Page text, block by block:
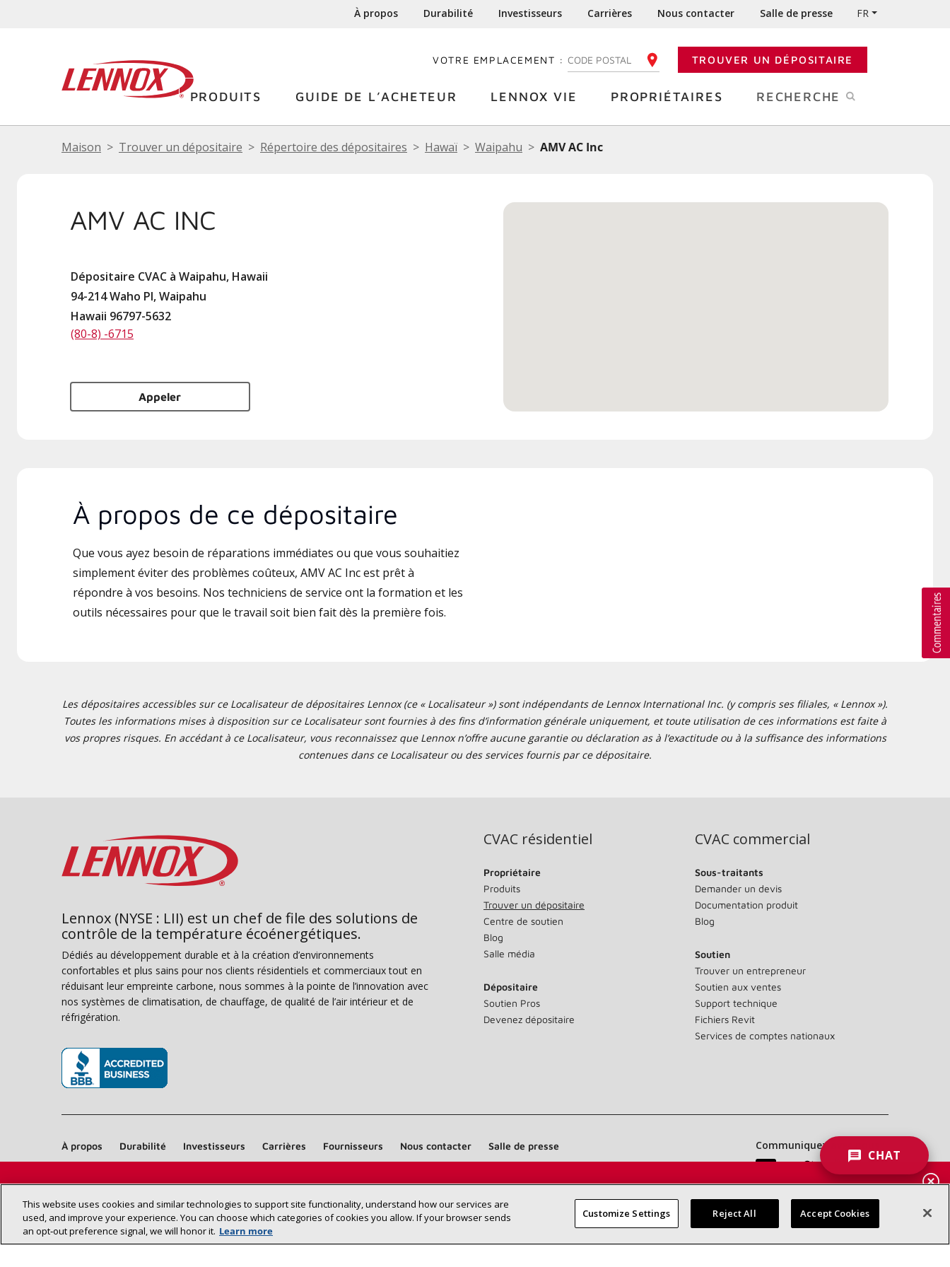
À propos Durabilité Investisseurs Carrières Nous contacter Salle de presse FR
VOTRE EMPLACEMENT : ENTREZ VOTRE CODE POSTALTROUVER UN DÉPOSITAIRE
PRODUITS GUIDE DE L’ACHETEUR LENNOX VIE PROPRIÉTAIRES RECHERCHE
Maison Trouver un dépositaire Répertoire des dépositaires Hawaï Waipahu AMV AC Inc
AMV AC INC
Dépositaire CVAC à Waipahu, Hawaii
94-214 Waho Pl, Waipahu
Hawaii 96797-5632
(80-8) -6715
Appeler
À propos de ce dépositaire
Que vous ayez besoin de réparations immédiates ou que vous souhaitiez
simplement éviter des problèmes coûteux, AMV AC Inc est prêt à
répondre à vos besoins. Nos techniciens de service ont la formation et les
outils nécessaires pour que le travail soit bien fait dès la première fois.
Les dépositaires accessibles sur ce Localisateur de dépositaires Lennox (ce « Localisateur ») sont indépendants de Lennox International Inc. (y compris ses filiales, « Lennox »).
Toutes les informations mises à disposition sur ce Localisateur sont fournies à des fins d’information générale uniquement, et toute utilisation de ces informations est faite à
vos propres risques. En accédant à ce Localisateur, vous reconnaissez que Lennox n’offre aucune garantie ou déclaration as à l’exactitude ou à la suffisance des informations
contenues dans ce Localisateur ou des services fournis par ce dépositaire.
Trouvez un dépositaire Lennox près
de chez vous
RECHERCHE DES
DÉPOSITAIRES
Lennox (NYSE : LII) est un chef de file des solutions de
contrôle de la température écoénergétiques.
Dédiés au développement durable et à la création d’environnements
confortables et plus sains pour nos clients résidentiels et commerciaux tout en
réduisant leur empreinte carbone, nous sommes à la pointe de l’innovation avec
nos systèmes de climatisation, de chauffage, de qualité de l’air intérieur et de
réfrigération.
CVAC résidentiel
Propriétaire
Produits
Trouver un dépositaire
Centre de soutien
Blog
Salle média
Dépositaire
Soutien Pros
Devenez dépositaire
CVAC commercial
Sous-traitants
Demander un devis
Documentation produit
Blog
Soutien
Trouver un entrepreneur
Soutien aux ventes
Support technique
Fichiers Revit
Services de comptes nationaux
À propos Durabilité Investisseurs Carrières Fournisseurs Nous contacter Salle de presse Communiquez avec nous :
Déclaration d’accessibilité Confidentialité Conditions générales
CHAT
This website uses cookies and similar technologies to support site functionality, understand how our services are
used, and improve your experience. You can choose which categories of cookies you allow. If your browser sends
an opt‑out preference signal, we will honor it. Learn more
Customize Settings Reject All Accept Cookies